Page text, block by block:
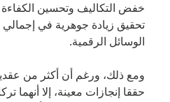
خفض التكاليف وتحسين
تحقيق زيادة جوهرية في إجمالي
الوسائل الرقمية.
ومع ذلك، ورغم أن أكثر من
حققا إنجازات معينة، إلا أنهما